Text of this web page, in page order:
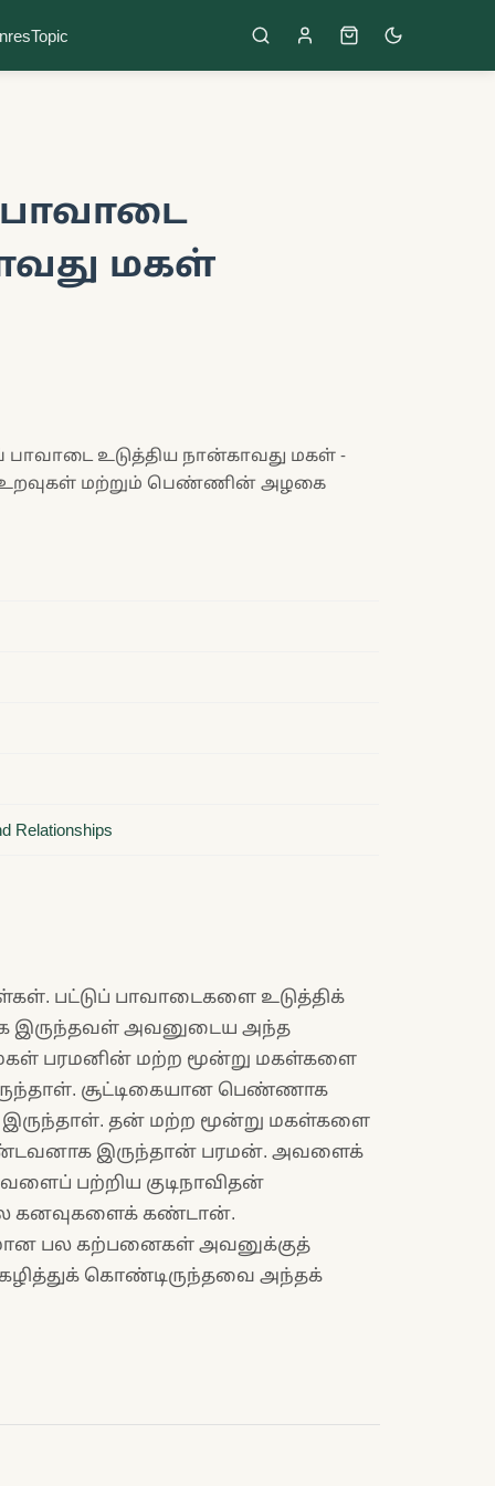
Topic
பாவாடை
மகள்
பாவாடை உடுத்திய நான்காவது மகள் -
உறவுகள் மற்றும் பெண்ணின் அழகை
Relationships
பட்டுப் பாவாடைகளை உடுத்திக்
இருந்தவள் அவனுடைய அந்த
பரமனின் மற்ற மூன்று மகள்களை
சூட்டிகையான பெண்ணாக
இருந்தாள். தன் மற்ற மூன்று மகள்களை
இருந்தான் பரமன். அவளைக்
பற்றிய குடிநாவிதன்
கனவுகளைக் கண்டான்.
பல கற்பனைகள் அவனுக்குத்
கொண்டிருந்தவை அந்தக்